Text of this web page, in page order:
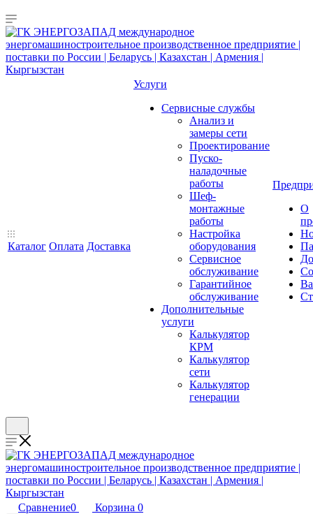
Каталог Оплата Доставка
Услуги
Сервисные службы
Анализ и
замеры сети
Проектирование
Пуско-
наладочные
работы
Шеф-
монтажные
работы
Настройка
оборудования
Сервисное
обслуживание
Гарантийное
обслуживание
Дополнительные
услуги
Калькулятор
КРМ
Калькулятор
сети
Калькулятор
генерации
О
Сравнение0 Корзина 0